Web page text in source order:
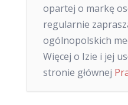
opartej o markę
regularnie
ogólnopolskich
Więcej o Izie i jej
stronie głównej